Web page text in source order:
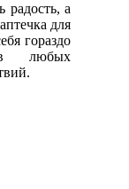
радость, а
для
гораздо
любых